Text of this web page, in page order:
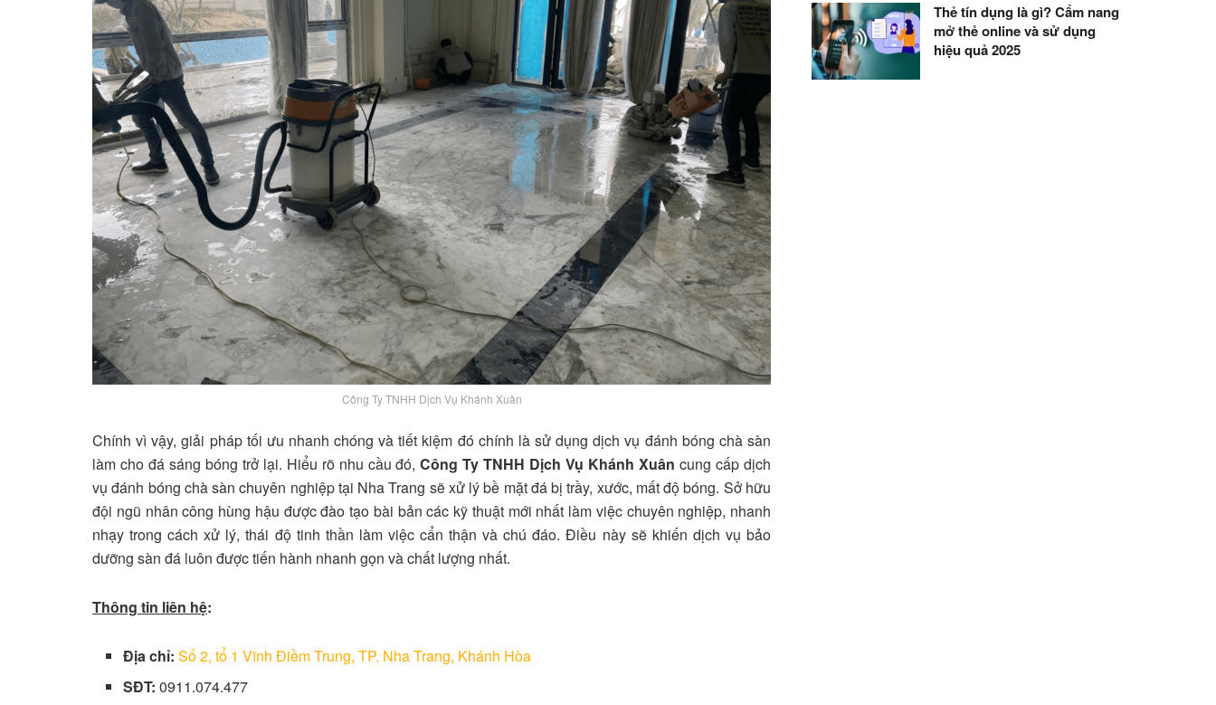
Công Ty TNHH Dịch Vụ Khánh Xuân
Chính vì vậy, giải pháp tối ưu nhanh chóng và tiết kiệm đó chính là sử dụng dịch vụ đánh bóng chà sàn
làm cho đá sáng bóng trở lại. Hiểu rõ nhu cầu đó,Công Ty TNHH Dịch Vụ Khánh Xuân cung cấp dịch
vụ đánh bóng chà sàn chuyên nghiệp tại Nha Trang sẽ xử lý bề mặt đá bị trầy, xước, mất độ bóng. Sở hữu
đội ngũ nhân công hùng hậu được đào tạo bài bản các kỹ thuật mới nhất làm việc chuyên nghiệp, nhanh
nhạy trong cách xử lý, thái độ tinh thần làm việc cẩn thận và chú đáo. Điều này sẽ khiến dịch vụ bảo
dưỡng sàn đá luôn được tiến hành nhanh gọn và chất lượng nhất.
Thông tin liên hệ:
Địa chỉ: Số 2, tổ 1 Vĩnh Điềm Trung, TP. Nha Trang, Khánh Hòa
SĐT: 0911.074.477
Thẻ tín dụng là gì? Cẩm nang
mở thẻ online và sử dụng
hiệu quả 2025